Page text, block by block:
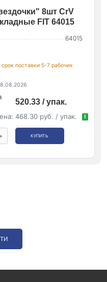
8шт CrV
FIT 64015
64015
поставки 5-7 рабочих
520.33 / упак.
468.30 руб. / упак. !
+ КУПИТЬ